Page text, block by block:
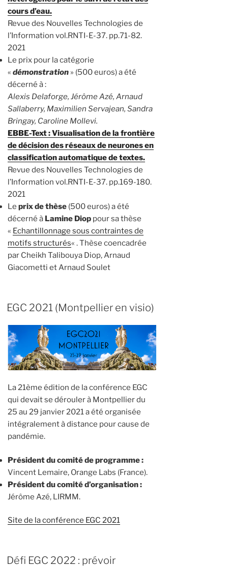
cours d’eau.
Revue des Nouvelles Technologies de
l’Information vol.RNTI-E-37. pp.71-82.
2021
Le prix pour la catégorie
« démonstration » (500 euros) a été
décerné à :
Alexis Delaforge, Jérôme Azé, Arnaud
Sallaberry, Maximilien Servajean, Sandra
Bringay, Caroline Mollevi.
EBBE-Text : Visualisation de la frontière
de décision des réseaux de neurones en
classification automatique de textes.
Revue des Nouvelles Technologies de
l’Information vol.RNTI-E-37. pp.169-180.
2021
Le prix de thèse (500 euros) a été
décerné à Lamine Diop pour sa thèse
« Echantillonnage sous contraintes de
motifs structurés« . Thèse coencadrée
par Cheikh Talibouya Diop, Arnaud
Giacometti et Arnaud Soulet
EGC 2021 (Montpellier en visio)
La 21ème édition de la conférence EGC
qui devait se dérouler à Montpellier du
25 au 29 janvier 2021 a été organisée
intégralement à distance pour cause de
pandémie.
Président du comité de programme :
Vincent Lemaire, Orange Labs (France).
Président du comité d’organisation :
Jérôme Azé, LIRMM.
Site de la conférence EGC 2021
Défi EGC 2022 : prévoir